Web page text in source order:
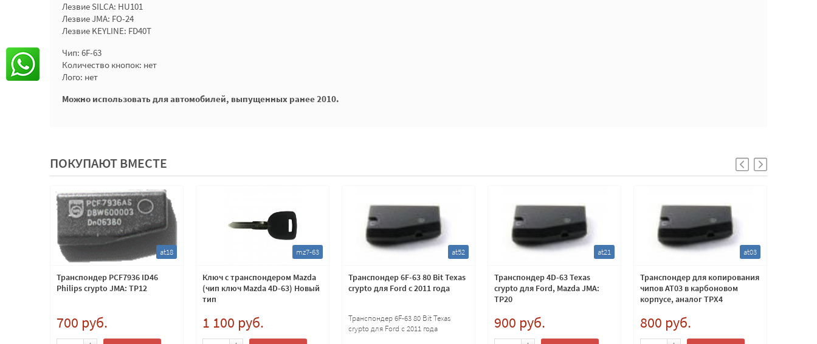
Лезвие SILCA: HU101
Лезвие JMA: FO-24
Лезвие KEYLINE: FD40T
Чип: 6F-63
Количество кнопок: нет
Лого: нет
Можно использовать для автомобилей, выпущенных ранее 2010.
ПОКУПАЮТ ВМЕСТЕ
at18
Транспондер PCF7936 ID46
Philips crypto JMA: TP12
700 руб.
mz7-63
Ключ с транспондером Mazda
(чип ключ Mazda 4D-63) Новый
тип
1 100 руб.
at52
Транспондер 6F-63 80 Bit Texas
crypto для Ford с 2011 года
Транспондер 6F-63 80 Bit Texas
crypto для Ford с 2011 года
at21
Транспондер 4D-63 Texas
crypto для Ford, Mazda JMA:
TP20
900 руб.
at03
Транспондер для копирования
чипов AT03 в карбоновом
корпусе, аналог TPX4
800 руб.